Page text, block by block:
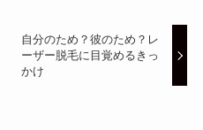
自分のため？彼のため？レ
ーザー脱毛に目覚めるきっ
かけ